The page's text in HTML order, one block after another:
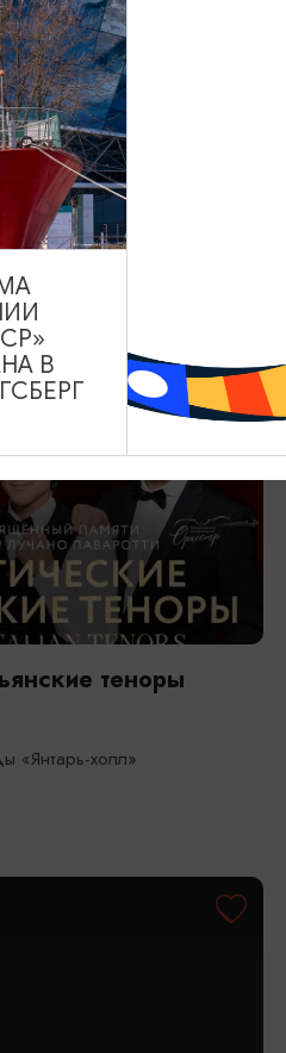
железнодорожников
теноры
«Янтарь-холл»
В